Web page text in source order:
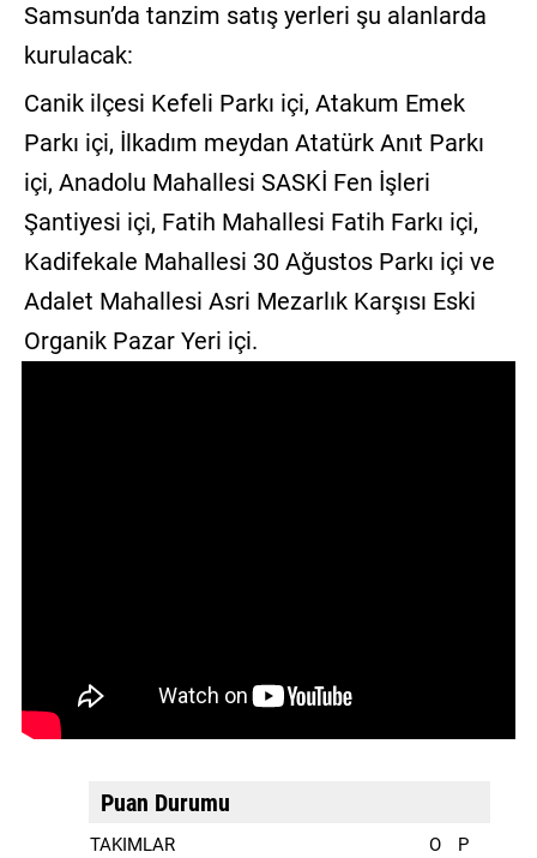
Samsun’da tanzim satış yerleri şu alanlarda
kurulacak:
Canik ilçesi Kefeli Parkı içi, Atakum Emek
Parkı içi, İlkadım meydan Atatürk Anıt Parkı
içi, Anadolu Mahallesi SASKİ Fen İşleri
Şantiyesi içi, Fatih Mahallesi Fatih Farkı içi,
Kadifekale Mahallesi 30 Ağustos Parkı içi ve
Adalet Mahallesi Asri Mezarlık Karşısı Eski
Organik Pazar Yeri içi.
Puan Durumu
TAKIMLAR O P